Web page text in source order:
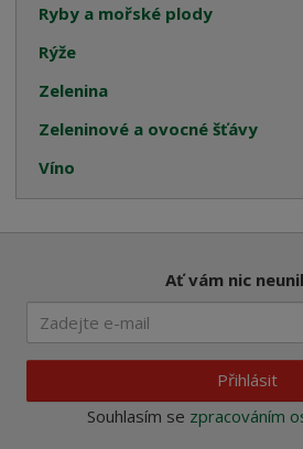
Ryby a mořské plody
Rýže
Zelenina
Zeleninové a ovocné šťávy
Víno
Ať vám nic
Přihlásit
Souhlasím se zpracováním